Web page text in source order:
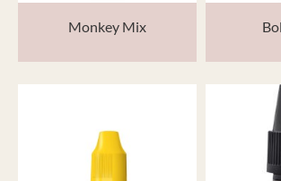
Monkey Mix